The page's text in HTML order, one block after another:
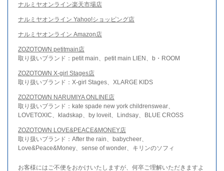
ナルミヤオンライン楽天市場店
ナルミヤオンライン Yahoo!ショッピング店
ナルミヤオンライン Amazon店
ZOZOTOWN petitmain店
取り扱いブランド：petit main、petit main LIEN、b・ROOM
ZOZOTOWN X-girl Stages店
取り扱いブランド：X-girl Stages、XLARGE KIDS
ZOZOTOWN NARUMIYA ONLINE店
取り扱いブランド：kate spade new york childrenswear、
LOVETOXIC、kladskap、by loveit、Lindsay、BLUE CROSS
ZOZOTOWN LOVE&PEACE&MONEY店
取り扱いブランド：After the rain、babycheer、
Love&Peace&Money、sense of wonder、キリンのソフィ
お客様にはご不便をおかけいたしますが、何卒ご理解いただきますよ